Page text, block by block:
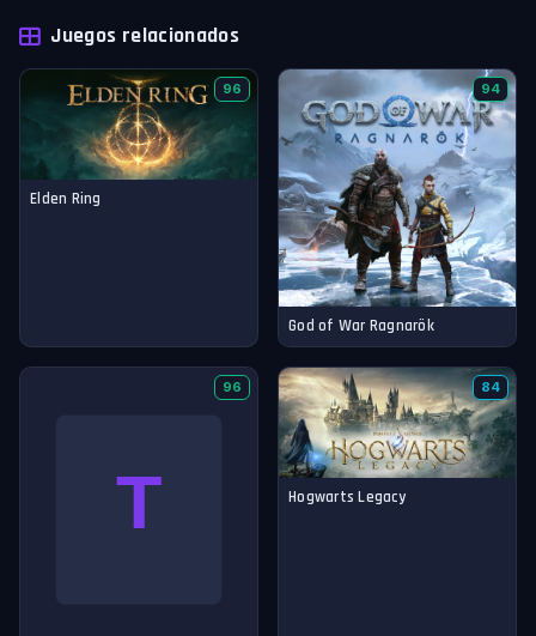
Juegos relacionados
96
Elden Ring
94
God of War Ragnarök
96 84
Hogwarts Legacy